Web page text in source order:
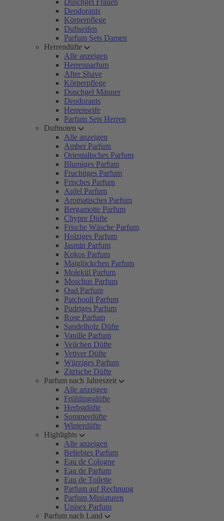
Duschgel Frauen
Deodorants
Körperpflege
Duftseifen
Parfum Sets Damen
Herrendüfte
Alle anzeigen
Herrenparfum
After Shave
Körperpflege
Duschgel Männer
Deodorants
Herrenseife
Parfum Sets Herren
Duftnoten
Alle anzeigen
Amber Parfum
Orientalisches Parfum
Blumiges Parfum
Fruchtiges Parfum
Frisches Parfum
Apfel Parfum
Aromatisches Parfum
Bergamotte Parfum
Chypre Düfte
Frische Wäsche Parfum
Holziges Parfum
Jasmin Parfum
Kokos Parfum
Maiglöckchen Parfum
Molekül Parfum
Moschus Parfum
Oud Parfum
Patchouli Parfum
Pudriges Parfum
Rose Parfum
Sandelholz Düfte
Vanille Parfum
Veilchen Düfte
Vetiver Düfte
Würziges Parfum
Zitrische Düfte
Parfum nach Jahreszeit
Alle anzeigen
Frühlingsdüfte
Herbstdüfte
Sommerdüfte
Winterdüfte
Highlights
Alle anzeigen
Beliebtes Parfum
Eau de Cologne
Eau de Parfum
Eau de Toilette
Parfum auf Rechnung
Parfum Miniaturen
Unisex Parfum
Parfum nach Land